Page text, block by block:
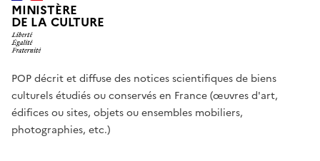
MINISTÈRE
DE LA CULTURE
POP décrit et diffuse des notices scientifiques de biens
culturels étudiés ou conservés en France (œuvres d'art,
édifices ou sites, objets ou ensembles mobiliers,
photographies, etc.)